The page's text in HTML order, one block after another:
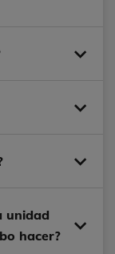
unidad
hacer?